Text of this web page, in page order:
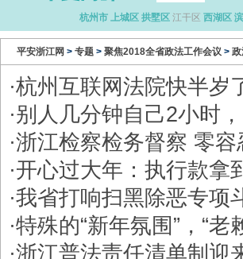
杭州市 上城区 拱墅区 江干区 西湖区
平安浙江网 > 专题 > 聚焦2018全省政法工作会议 >
·杭州互联网法院快半岁
·别人几分钟自己2小时
·浙江检察检务督察 零容
·开心过大年：执行款拿
·我省打响扫黑除恶专项
·特殊的“新年氛围”，“老
·浙江普法责任清单制迎